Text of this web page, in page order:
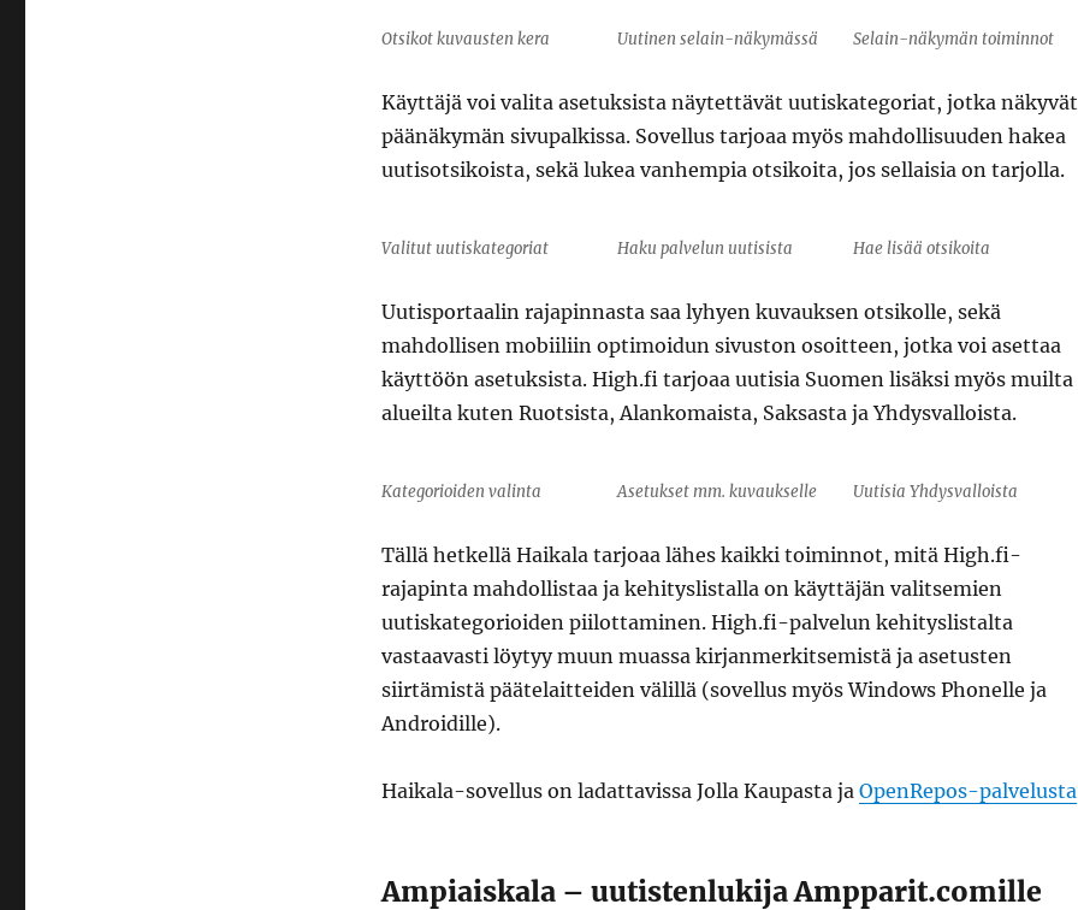
Otsikot kuvausten kera Uutinen selain-näkymässä Selain-näkymän toiminnot
Käyttäjä voi valita asetuksista näytettävät uutiskategoriat, jotka näkyvät
päänäkymän sivupalkissa. Sovellus tarjoaa myös mahdollisuuden hakea
uutisotsikoista, sekä lukea vanhempia otsikoita, jos sellaisia on tarjolla.
Valitut uutiskategoriat Haku palvelun uutisista Hae lisää otsikoita
Uutisportaalin rajapinnasta saa lyhyen kuvauksen otsikolle, sekä
mahdollisen mobiiliin optimoidun sivuston osoitteen, jotka voi asettaa
käyttöön asetuksista. High.fi tarjoaa uutisia Suomen lisäksi myös muilta
alueilta kuten Ruotsista, Alankomaista, Saksasta ja Yhdysvalloista.
Kategorioiden valinta Asetukset mm. kuvaukselle Uutisia Yhdysvalloista
Tällä hetkellä Haikala tarjoaa lähes kaikki toiminnot, mitä High.fi-
rajapinta mahdollistaa ja kehityslistalla on käyttäjän valitsemien
uutiskategorioiden piilottaminen. High.fi-palvelun kehityslistalta
vastaavasti löytyy muun muassa kirjanmerkitsemistä ja asetusten
siirtämistä päätelaitteiden välillä (sovellus myös Windows Phonelle ja
Androidille).
Haikala-sovellus on ladattavissa Jolla Kaupasta ja OpenRepos-palvelusta
Ampiaiskala – uutistenlukija Ampparit.comille